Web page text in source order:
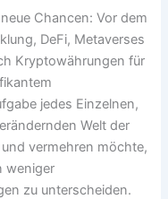
Chancen: Vor dem
DeFi, Metaverses
Kryptowährungen für
jedes Einzelnen,
Welt der
vermehren möchte,
weniger
zu unterscheiden.